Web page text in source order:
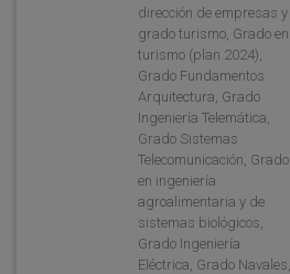
dirección de empresas y
grado turismo, Grado en
turismo (plan 2024),
Grado Fundamentos
Arquitectura, Grado
Ingeniería Telemática,
Grado Sistemas
Telecomunicación, Grado
en ingeniería
agroalimentaria y de
sistemas biológicos,
Grado Ingeniería
Eléctrica, Grado Navales,